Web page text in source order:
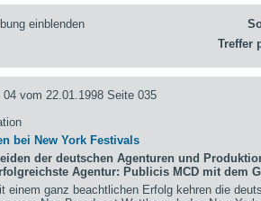
einblenden
Treffer
04 vom 22.01.1998 Seite 035
bei New York Festivals
der deutschen Agenturen und
Agentur: Publicis MCD mit dem
einem ganz beachtlichen Erfolg kehren die